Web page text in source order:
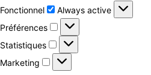
Fonctionnel
Fonctionnel
Always active
Préférences
Préférences
Statistiques Statistiques
Marketing Marketing